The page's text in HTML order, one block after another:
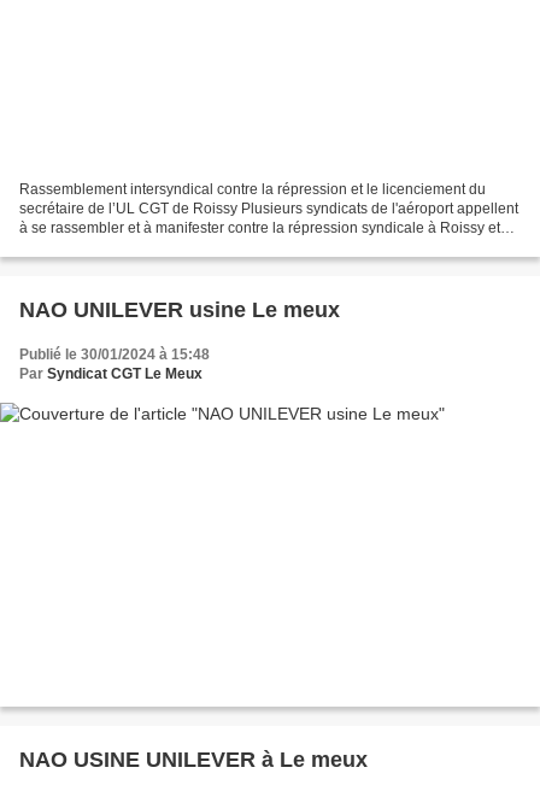
Rassemblement intersyndical contre la répression et le licenciement du
secrétaire de l’UL CGT de Roissy Plusieurs syndicats de l'aéroport appellent
à se rassembler et à manifester contre la répression syndicale à Roissy et
NAO UNILEVER usine Le meux
Publié le 30/01/2024 à 15:48
Par Syndicat CGT Le Meux
NAO USINE UNILEVER à Le meux